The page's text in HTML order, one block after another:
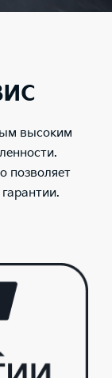
высоким
позволяет